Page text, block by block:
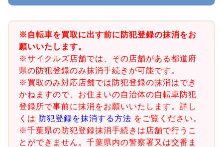
※自転車を買取に出す前に防犯登録の抹消をお
願いいたします。
※サイクルズ店舗では、その店舗がある都道府
県の防犯登録のみ抹消手続きが可能です。
※買取のみ対応店舗では防犯登録の抹消はでき
かねますので、お住まいの自治体の自転車防犯
登録所で事前に抹消をお願いいたします。詳し
くは 防犯登録を抹消する方法 をご覧ください。
※千葉県の防犯登録抹消手続きは店舗で行うこ
とができません。千葉県内の警察署又は交番ま